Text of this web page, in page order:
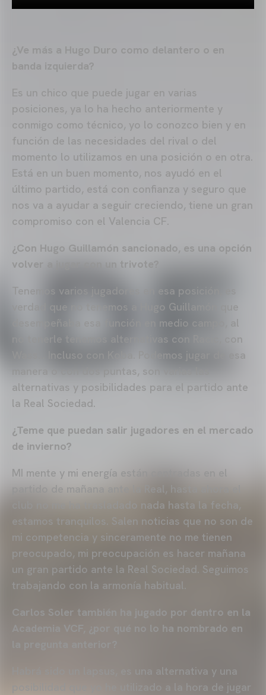
¿Ve más a Hugo Duro como delantero o en
banda izquierda?
Es un chico que puede jugar en varias
posiciones, ya lo ha hecho anteriormente y
conmigo como técnico, yo lo conozco bien y en
función de las necesidades del rival o del
momento lo utilizamos en una posición o en otra.
Está en un buen momento, nos ayudó en el
último partido, está con confianza y seguro que
nos va a ayudar a seguir creciendo, tiene un gran
compromiso con el Valencia CF.
¿Con Hugo Guillamón sancionado, es una opción
volver a jugar con un trivote?
Tenemos varios jugadores en esa posición, es
verdad que no tenemos a Hugo Guillamón que
desempeñaba esa función en medio campo, al
no tenerle tenemos alternativas con Racic, con
Wass… Incluso con Koba. Podemos jugar de esa
manera o con dos puntas, son varias las
alternativas y posibilidades para el partido ante
la Real Sociedad.
¿Teme que puedan salir jugadores en el mercado
de invierno?
MI mente y mi energía están centradas en el
partido de mañana ante la Real, hasta ahora el
club no me ha trasladado nada hasta la fecha,
estamos tranquilos. Salen noticias que no son de
mi competencia y sinceramente no me tienen
preocupado, mi preocupación es hacer mañana
un gran partido ante la Real Sociedad. Seguimos
trabajando con la armonía habitual.
Carlos Soler también ha jugado por dentro en la
Academia VCF, ¿por qué no lo ha nombrado en
Habrá sido un lapsus, es una alternativa y una
posibilidad que yo he utilizado a la hora de jugar